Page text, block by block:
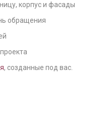
корпус и фасады
обращения
, созданные под вас.